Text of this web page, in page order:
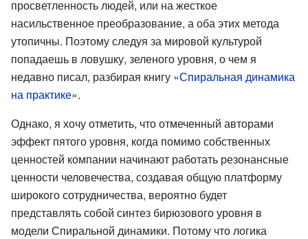
просветленность людей, или на жесткое
насильственное преобразование, а оба этих метода
утопичны. Поэтому следуя за мировой культурой
попадаешь в ловушку, зеленого уровня, о чем я
недавно писал, разбирая книгу «Спиральная динамика
на практике».
Однако, я хочу отметить, что отмеченный авторами
эффект пятого уровня, когда помимо собственных
ценностей компании начинают работать резонансные
ценности человечества, создавая общую платформу
широкого сотрудничества, вероятно будет
представлять собой синтез бирюзового уровня в
модели Спиральной динамики. Потому что логика